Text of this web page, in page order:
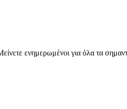
ενημερωμένοι για όλα τα